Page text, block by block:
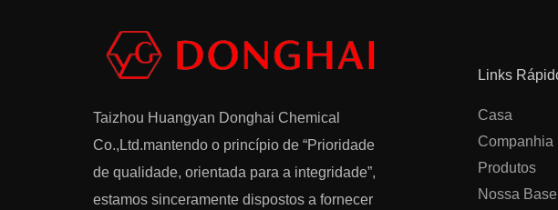
Taizhou Huangyan Donghai Chemical
Co.,Ltd.mantendo o princípio de “Prioridade
de qualidade, orientada para a integridade”,
estamos sinceramente dispostos a fornecer
Links
Casa
Companhia
Produtos
Nossa Base